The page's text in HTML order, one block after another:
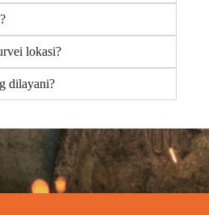
lokasi?
dilayani?